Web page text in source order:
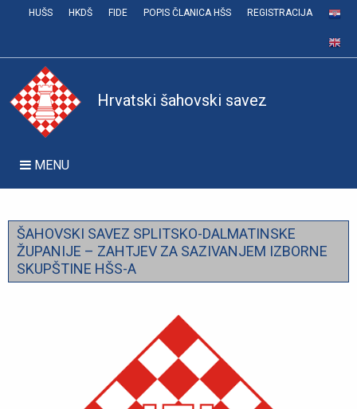
HUŠS HKDŠ FIDE POPIS ČLANICA HŠS REGISTRACIJA
Hrvatski šahovski savez
MENU
ŠAHOVSKI SAVEZ SPLITSKO-DALMATINSKE
ŽUPANIJE – ZAHTJEV ZA SAZIVANJEM IZBORNE
SKUPŠTINE HŠS-A